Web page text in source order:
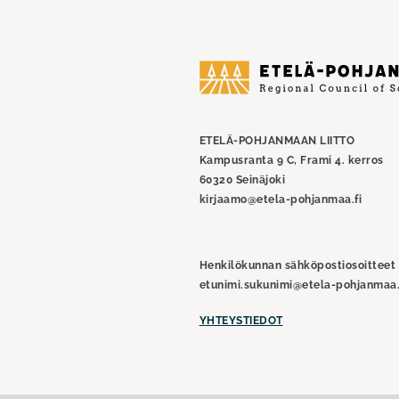
Etelä-
Pohjanmaan
ETELÄ-POHJANMAAN LIITTO
Kampusranta 9 C, Frami 4. kerros
60320 Seinäjoki
kirjaamo@etela-pohjanmaa.fi
Henkilökunnan sähköpostiosoitteet
etunimi.sukunimi@etela-
YHTEYSTIEDOT